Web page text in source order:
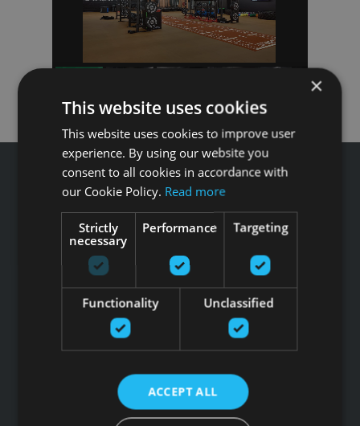
Звоните GFITNESS +371 67 99 40 44
SIA G Kolizejs
Регистрационный номер 44103017158 НДС №
НОВОСТИ GFITNESS В ВАШЕЙ ЭЛЕКТРОННОЙ
ПОЧТЕ
×
This website uses cookies
This website uses cookies to improve user
experience. By using our website you
consent to all cookies in accordance with
our Cookie Policy. Read more
Strictly
necessary
Performance Targeting
Functionality Unclassified
ACCEPT ALL